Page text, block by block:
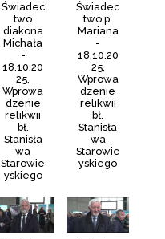
Świadec
two
diakona
Michała
-
18.10.20
25,
Wprowa
dzenie
relikwii
bł.
Stanisła
wa
Starowie
yskiego
Świadec
two p.
Mariana
-
18.10.20
25,
Wprowa
dzenie
relikwii
bł.
Stanisła
wa
Starowie
yskiego